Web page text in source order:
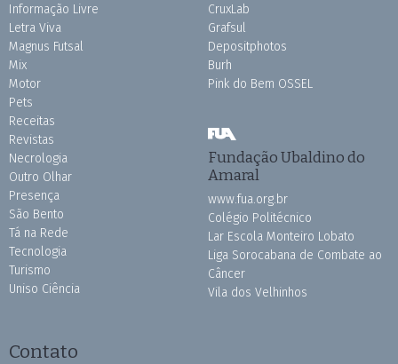
Informação Livre
Letra Viva
Magnus Futsal
Mix
Motor
Pets
Receitas
Revistas
Necrologia
Outro Olhar
Presença
São Bento
Tá na Rede
Tecnologia
Turismo
Uniso Ciência
CruxLab
Grafsul
Depositphotos
Burh
Pink do Bem OSSEL
Fundação Ubaldino do
Amaral
www.fua.org.br
Colégio Politécnico
Lar Escola Monteiro Lobato
Liga Sorocabana de Combate ao
Câncer
Vila dos Velhinhos
Contato